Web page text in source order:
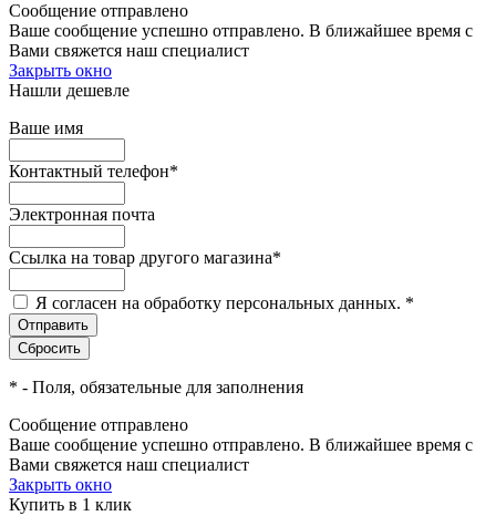
Сообщение отправлено
Ваше сообщение успешно отправлено. В ближайшее время с
Вами свяжется наш специалист
Закрыть окно
Нашли дешевле
Ваше имя
Контактный телефон*
Электронная почта
Ссылка на товар другого магазина*
Я согласен на обработку персональных данных. *
* - Поля, обязательные для заполнения
Сообщение отправлено
Ваше сообщение успешно отправлено. В ближайшее время с
Вами свяжется наш специалист
Закрыть окно
Купить в 1 клик